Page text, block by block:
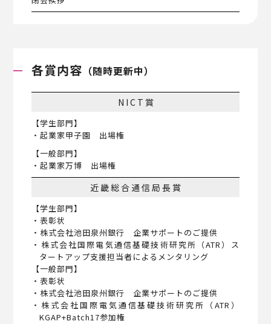
各賞内容 （随時更新中）
NICT賞
【学生部門】
・起業家甲子園 出場権
【一般部門】
・起業家万博 出場権
近畿総合通信局長賞
【学生部門】
・表彰状
・株式会社池田泉州銀行 企業サポートのご提供
・株式会社国際電気通信基礎技術研究所（ATR）ス
タートアップ支援担当者によるメンタリング
【一般部門】
・表彰状
・株式会社池田泉州銀行 企業サポートのご提供
・株式会社国際電気通信基礎技術研究所（ATR）
KGAP+Batch17参加権